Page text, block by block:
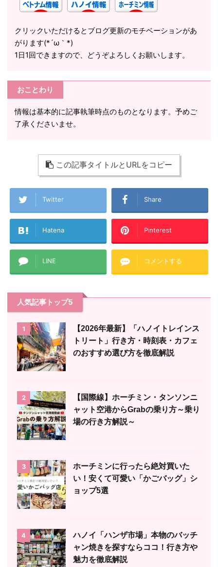
クリックいただけるとブログ更新のモチベーションがあ
がります(*´ω｀*)
1日1回できますので、どうぞよろしくお願いします。
おことわり
情報は基本的に記事執筆時点のものとなります。予めご
了承くださいませ。
この記事タイトルとURLをコピー
Twitter Share
Hatena Pinterest
LINE コメントする
人気記事トップ5
1
【2026年最新】「ハノイトレインス
トリート」行き方・時刻表・カフェ
のおすすめ選び方を徹底解説
2
【国際線】ホーチミン・タンソンニ
ャット空港からGrabの乗り方～乗り
場の行き方解説～
3
ホーチミンに行ったら絶対買いた
い！安くて可愛い「かごバッグ」シ
ョップ5選
4
ハノイ「ハンザ市場」本物のバッチ
ャン焼きを探すならココ！行き方や
魅力を徹底解説